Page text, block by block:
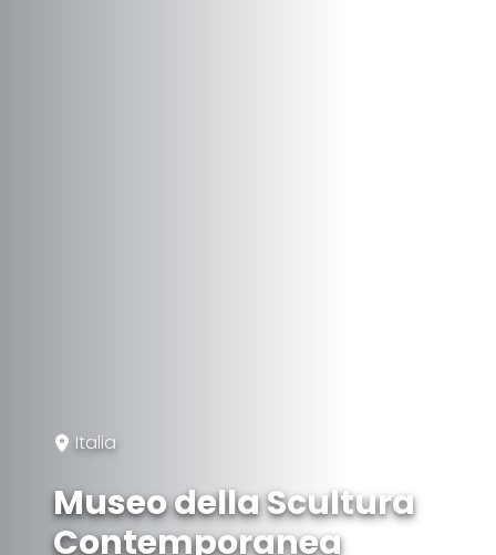
Italia
Museo della Scultura
Contemporanea